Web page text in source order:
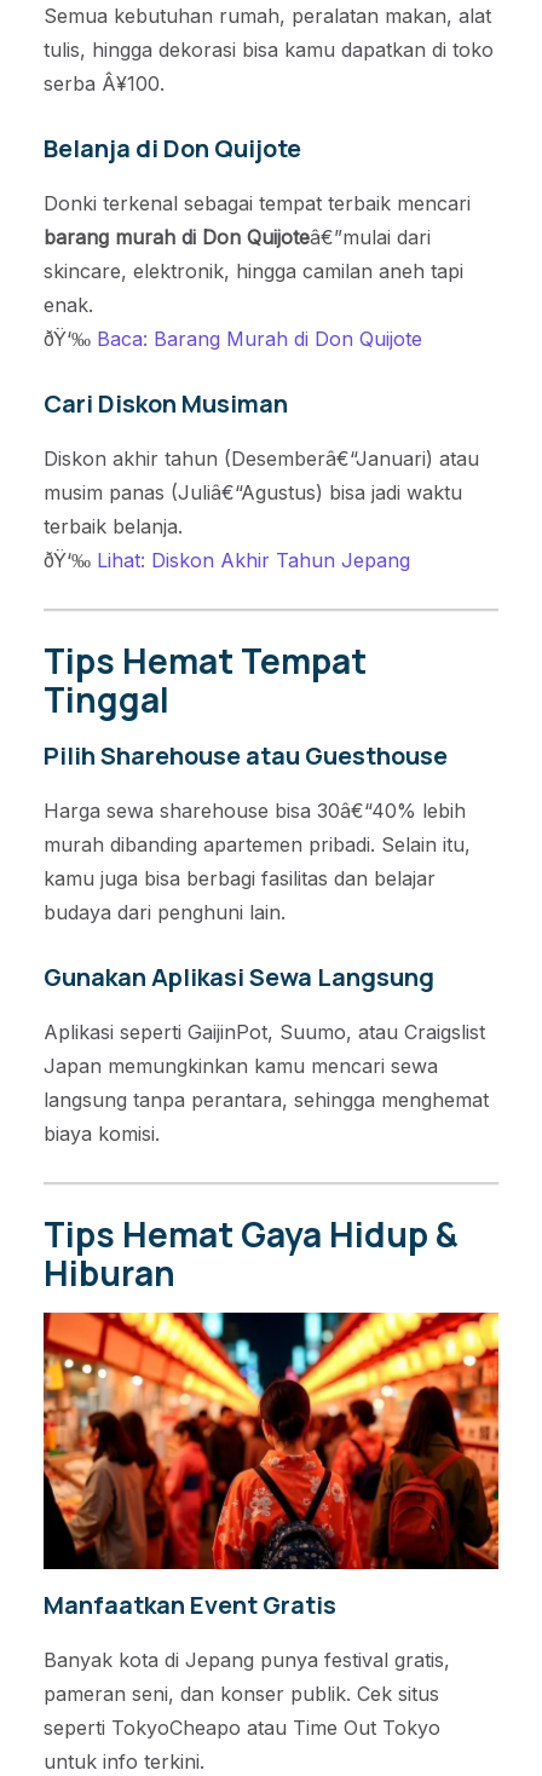
Semua kebutuhan rumah, peralatan makan, alat
tulis, hingga dekorasi bisa kamu dapatkan di toko
serba Â¥100.
Belanja di Don Quijote
Donki terkenal sebagai tempat terbaik mencari
barang murah di Don Quijoteâ€”mulai dari
skincare, elektronik, hingga camilan aneh tapi
enak.
ðŸ‘‰ Baca: Barang Murah di Don Quijote
Cari Diskon Musiman
Diskon akhir tahun (Desemberâ€“Januari) atau
musim panas (Juliâ€“Agustus) bisa jadi waktu
terbaik belanja.
ðŸ‘‰ Lihat: Diskon Akhir Tahun Jepang
Tips Hemat Tempat
Tinggal
Pilih Sharehouse atau Guesthouse
Harga sewa sharehouse bisa 30â€“40% lebih
murah dibanding apartemen pribadi. Selain itu,
kamu juga bisa berbagi fasilitas dan belajar
budaya dari penghuni lain.
Gunakan Aplikasi Sewa Langsung
Aplikasi seperti GaijinPot, Suumo, atau Craigslist
Japan memungkinkan kamu mencari sewa
langsung tanpa perantara, sehingga menghemat
biaya komisi.
Tips Hemat Gaya Hidup &
Hiburan
Manfaatkan Event Gratis
Banyak kota di Jepang punya festival gratis,
pameran seni, dan konser publik. Cek situs
seperti TokyoCheapo atau Time Out Tokyo
untuk info terkini.